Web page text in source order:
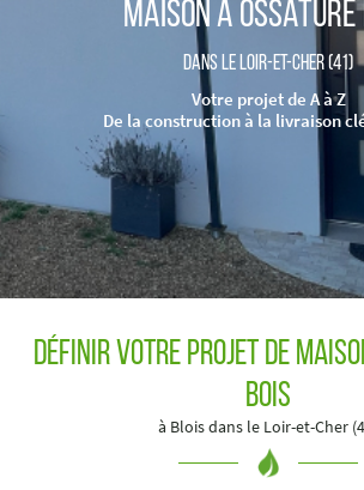
Adresse email de réception
Recopier le code ci-contre
Rafraîchir le captcha
email indiqué ci-dessus. Vous pouvez vous désinscrire à tout
Inscription
Maison à ossature
Dans le Loir-et-Cher (41)
Votre projet de A à Z
De la construction à la livraison
Définir votre Projet de
bois
à Blois dans le Loir-et-Cher